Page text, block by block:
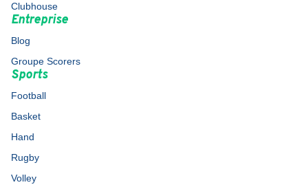
Clubhouse
Entreprise
Blog
Groupe Scorers
Sports
Football
Basket
Hand
Rugby
Volley